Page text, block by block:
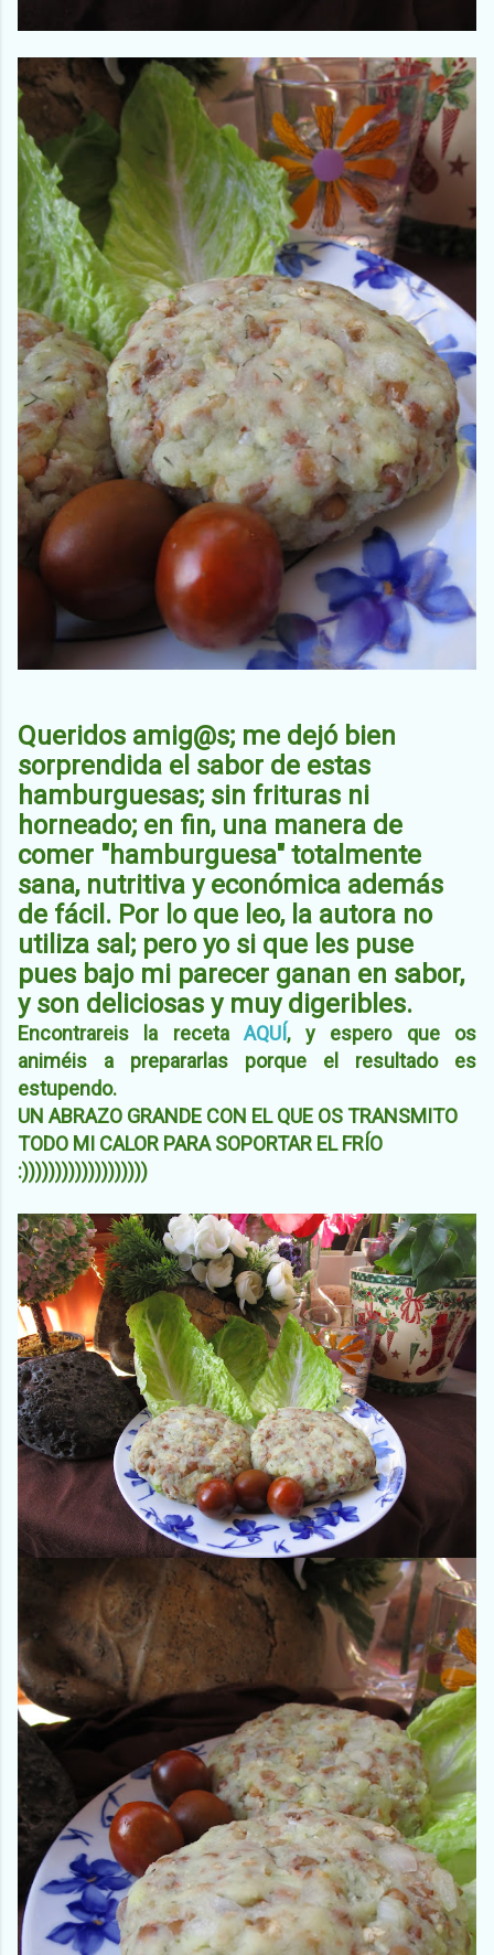
Queridos amig@s; me dejó bien
sorprendida el sabor de estas
hamburguesas; sin frituras ni
horneado; en fin, una manera de
comer "hamburguesa" totalmente
sana, nutritiva y económica además
de fácil. Por lo que leo, la autora no
utiliza sal; pero yo si que les puse
pues bajo mi parecer ganan en sabor,
y son deliciosas y muy digeribles.
Encontrareis la recetaAQUÍ, y espero que os
animéis a prepararlas porque el resultado es
estupendo.
UN ABRAZO GRANDE CON EL QUE OS TRANSMITO
TODO MI CALOR PARA SOPORTAR EL FRÍO
:)))))))))))))))))))